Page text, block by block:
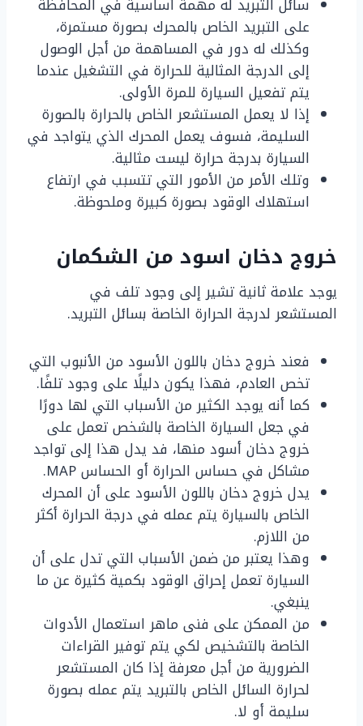
على التبريد الخاص بالمحرك بصورة مستمرة،
وكذلك له دور في المساهمة من أجل الوصول
إلى الدرجة المثالية للحرارة في التشغيل عندما
يتم تفعيل السيارة للمرة الأولى.
إذا لا يعمل المستشعر الخاص بالحرارة بالصورة
السليمة، فسوف يعمل المحرك الذي يتواجد في
السيارة بدرجة حرارة ليست مثالية.
وتلك الأمر من الأمور التي تتسبب في ارتفاع
استهلاك الوقود بصورة كبيرة وملحوظة.
خروج دخان اسود من الشكمان
يوجد علامة ثانية تشير إلى وجود تلف في
المستشعر لدرجة الحرارة الخاصة بسائل التبريد.
فعند خروج دخان باللون الأسود من الأنبوب التي
تخص العادم، فهذا يكون دليلًا على وجود تلفًا.
كما أنه يوجد الكثير من الأسباب التي لها دورًا
في جعل السيارة الخاصة بالشخص تعمل على
خروج دخان أسود منها، فد يدل هذا إلى تواجد
مشاكل في حساس الحرارة أو الحساس MAP.
يدل خروج دخان باللون الأسود على أن المحرك
الخاص بالسيارة يتم عمله في درجة الحرارة أكثر
من اللازم.
وهذا يعتبر من ضمن الأسباب التي تدل على أن
السيارة تعمل إحراق الوقود بكمية كثيرة عن ما
ينبغي.
من الممكن على فنى ماهر استعمال الأدوات
الخاصة بالتشخيص لكي يتم توفير القراءات
الضرورية من أجل معرفة إذا كان المستشعر
لحرارة السائل الخاص بالتبريد يتم عمله بصورة
سليمة أو لا.